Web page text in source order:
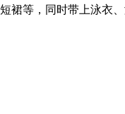
等，同时带上泳衣